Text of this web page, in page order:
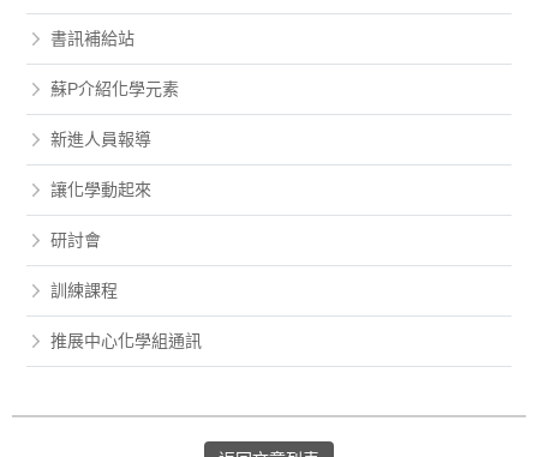
書訊補給站
蘇P介紹化學元素
新進人員報導
讓化學動起來
研討會
訓練課程
推展中心化學組通訊